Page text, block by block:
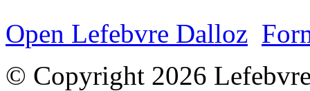
Open Lefebvre Dalloz
© Copyright 2026